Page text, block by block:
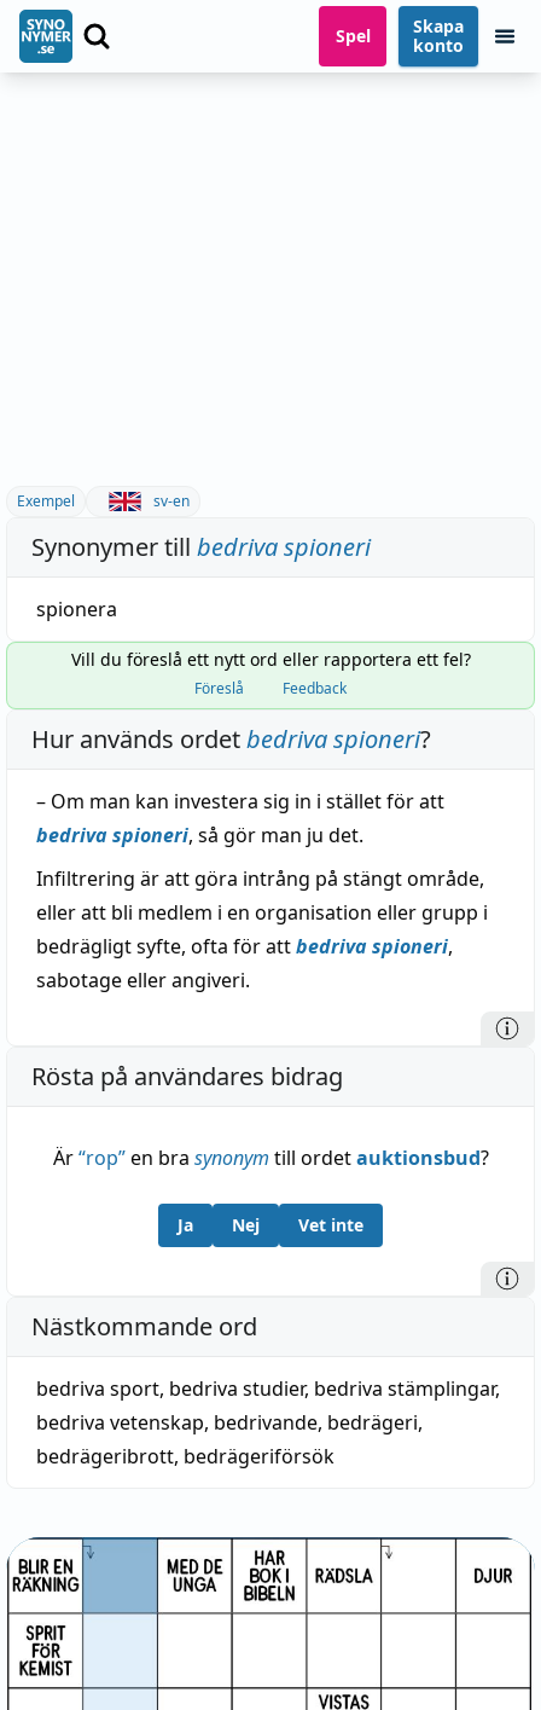
Spel
Skapa
konto
Exempel sv-en
Synonymer till bedriva spioneri
spionera
Vill du föreslå ett nytt ord eller rapportera ett fel?
Föreslå Feedback
Hur används ordetbedriva spioneri?
– Om man kan investera sig in i stället för att
bedriva spioneri, så gör man ju det.
Infiltrering är att göra intrång på stängt område,
eller att bli medlem i en organisation eller grupp i
bedrägligt syfte, ofta för attbedriva spioneri,
sabotage eller angiveri.
Rösta på användares bidrag
Är“rop”en bra synonym till ordetauktionsbud?
Ja Nej Vet inte
Nästkommande ord
bedriva sport, bedriva studier, bedriva stämplingar,
bedriva vetenskap, bedrivande, bedrägeri,
bedrägeribrott, bedrägeriförsök